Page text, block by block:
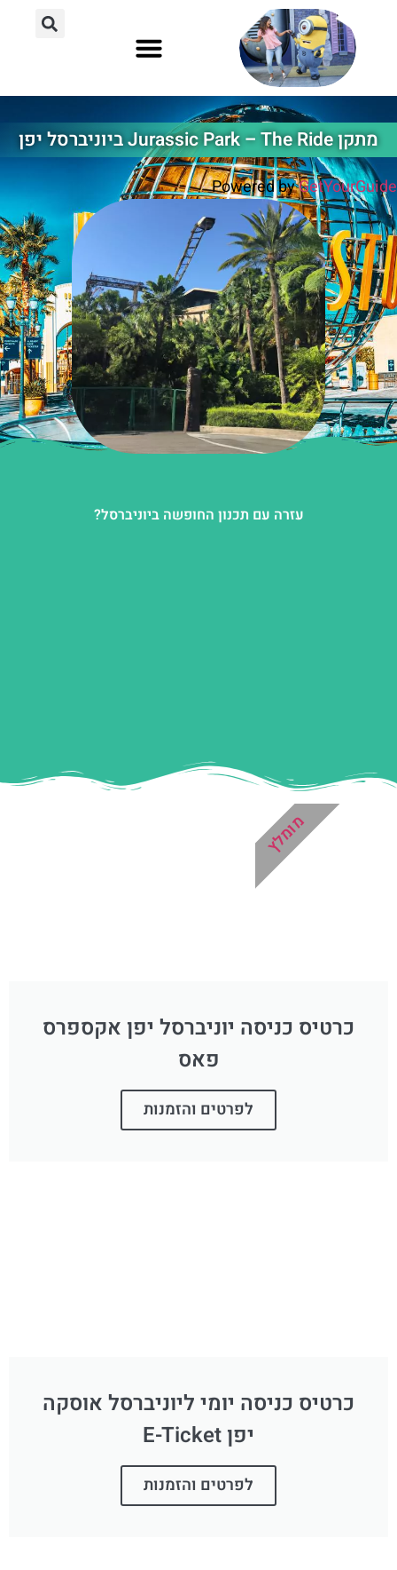
מתקן Jurassic Park – The Ride ביוניברסל יפן
Powered byGetYourGuide
עזרה עם תכנון החופשה ביוניברסל?
כרטיס כניסה יוניברסל יפן אקספרס
פאס
לפרטים והזמנות
מומלץ
כרטיס כניסה יומי ליוניברסל אוסקה
יפן E-Ticket
לפרטים והזמנות